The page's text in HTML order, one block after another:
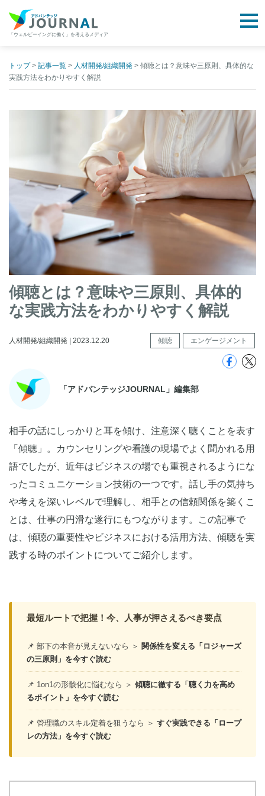
content
「ウェルビーイングに働く」を考えるメディア
トップ> 記事一覧 > 人材開発/組織開発 > 傾聴とは？意味や三原則、具体的な
実践方法をわかりやすく解説
傾聴とは？意味や三原則、具体的
な実践方法をわかりやすく解説
人材開発/組織開発 | 2023.12.20 傾聴 エンゲージメント
「アドバンテッジJOURNAL」編集部
相手の話にしっかりと耳を傾け、注意深く聴くことを表す
「傾聴」。カウンセリングや看護の現場でよく聞かれる用
語でしたが、近年はビジネスの場でも重視されるようにな
ったコミュニケーション技術の一つです。話し手の気持ち
や考えを深いレベルで理解し、相手との信頼関係を築くこ
とは、仕事の円滑な遂行にもつながります。この記事で
は、傾聴の重要性やビジネスにおける活用方法、傾聴を実
践する時のポイントについてご紹介します。
最短ルートで把握！今、人事が押さえるべき要点
📌 部下の本音が見えないなら ＞ 関係性を変える「ロジャーズ
の三原則」を今すぐ読む
📌 1on1の形骸化に悩むなら ＞ 傾聴に徹する「聴く力を高め
るポイント」を今すぐ読む
📌 管理職のスキル定着を狙うなら ＞ すぐ実践できる「ロープ
レの方法」を今すぐ読む